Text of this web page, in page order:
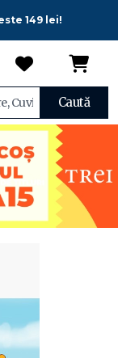
149 lei!
Caută